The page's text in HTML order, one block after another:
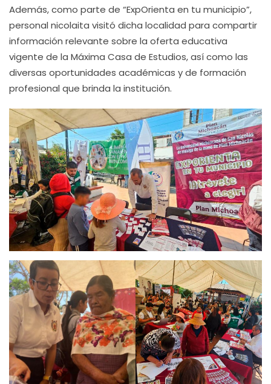
Además, como parte de “ExpOrienta en tu municipio”,
personal nicolaita visitó dicha localidad para compartir
información relevante sobre la oferta educativa
vigente de la Máxima Casa de Estudios, así como las
diversas oportunidades académicas y de formación
profesional que brinda la institución.